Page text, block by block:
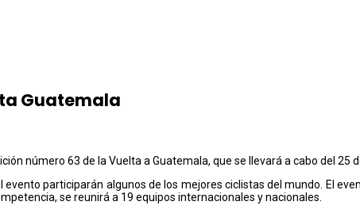
Guatemala
número 63 de la Vuelta a Guatemala, que se llevará a cabo del 25
participarán algunos de los mejores ciclistas del mundo. El
se reunirá a 19 equipos internacionales y nacionales.